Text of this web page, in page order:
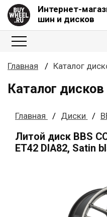
Интернет-
шин и дисков
Главная Каталог
Каталог дисков
Главная Диски
Литой диск BBS
ET42 DIA82, Satin